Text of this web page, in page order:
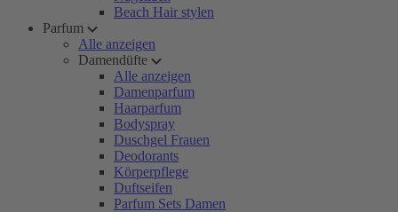
Beach Hair stylen
Parfum
Alle anzeigen
Damendüfte
Alle anzeigen
Damenparfum
Haarparfum
Bodyspray
Duschgel Frauen
Deodorants
Körperpflege
Duftseifen
Parfum Sets Damen